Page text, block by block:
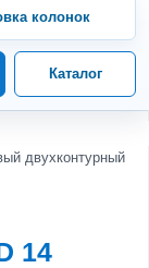
колонок
Каталог
двухконтурный
14